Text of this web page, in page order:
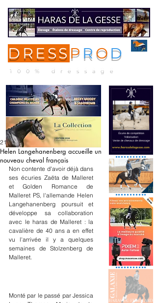
DRESS P R O D
100% dressage
Helen Langehanenberg accueille un
nouveau cheval français
21 janv. 2023
Non contente d'avoir déjà dans
ses écuries Zaëta de Malleret
et Golden Romance de
Malleret PS, l'allemande Helen
Langehanenberg poursuit et
développe sa collaboration
avec le haras de Malleret : la
cavalière de 40 ans a en effet
vu l'arrivée il y a quelques
semaines de Stolzenberg de
Malleret.
Monté par le passé par Jessica